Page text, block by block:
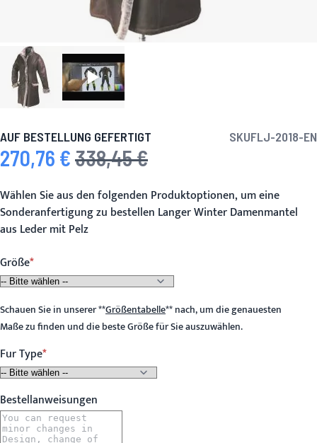
AUF BESTELLUNG GEFERTIGT SKUFLJ-2018-EN
Sonderpreis
270,76 € Regulärer Preis
338,45 €
Wählen Sie aus den folgenden Produktoptionen, um eine
Sonderanfertigung zu bestellen Langer Winter Damenmantel
aus Leder mit Pelz
Größe
Schauen Sie in unserer**Größentabelle**nach, um die genauesten
Maße zu finden und die beste Größe für Sie auszuwählen.
Fur Type
Bestellanweisungen